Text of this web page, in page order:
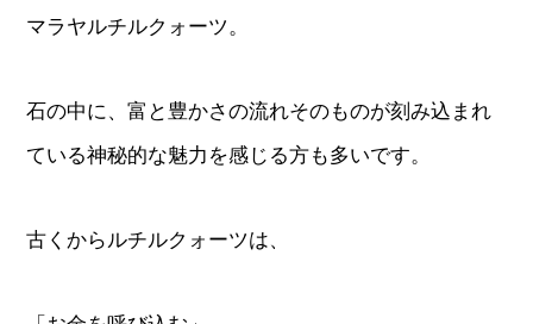
マラヤルチルクォーツ。
石の中に、富と豊かさの流れそのものが刻み込まれ
ている神秘的な魅力を感じる方も多いです。
古くからルチルクォーツは、